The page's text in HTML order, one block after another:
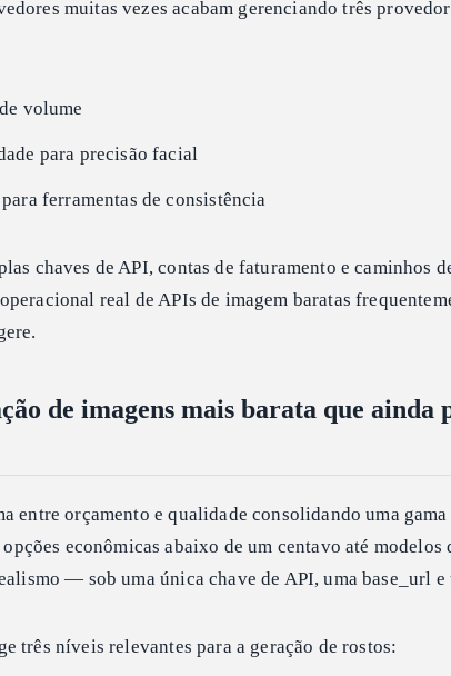
muitas vezes acabam gerenciando três
volume
para precisão facial
ferramentas de consistência
chaves de API, contas de faturamento e caminhos
real de APIs de imagem baratas
de imagens mais barata que ainda
entre orçamento e qualidade consolidando uma gama
econômicas abaixo de um centavo até modelos
— sob uma única chave de API, uma base_url e
três níveis relevantes para a geração de rostos: